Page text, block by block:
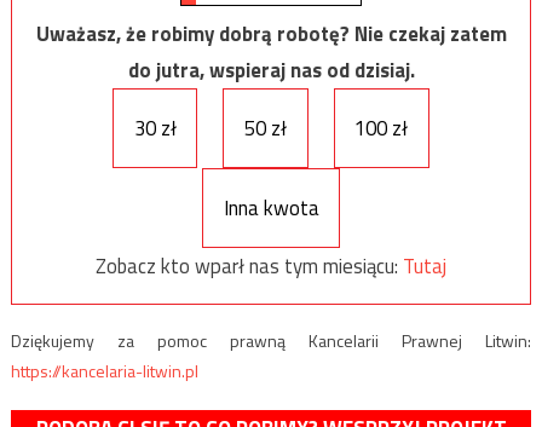
Uważasz, że robimy dobrą robotę? Nie czekaj zatem
do jutra, wspieraj nas od dzisiaj.
30 zł
50 zł 100 zł
Inna kwota
Zobacz kto wparł nas tym miesiącu: Tutaj
Dziękujemy za pomoc prawną Kancelarii Prawnej Litwin:
https://kancelaria-litwin.pl